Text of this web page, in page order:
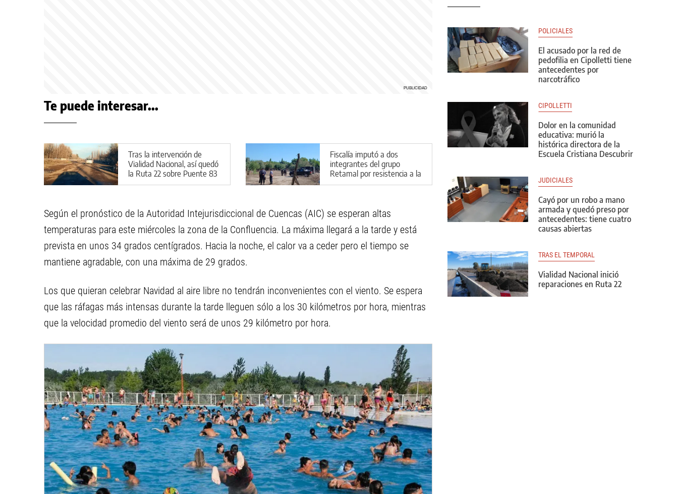
Te puede interesar...
Tras la intervención de
Vialidad Nacional, así quedó
la Ruta 22 sobre Puente 83
Fiscalía imputó a dos
integrantes del grupo
Retamal por resistencia a la
autoridad
Según el pronóstico de la Autoridad Intejurisdiccional de Cuencas (AIC) se esperan altas
temperaturas para este miércoles la zona de la Confluencia. La máxima llegará a la tarde y está
prevista en unos 34 grados centígrados. Hacia la noche, el calor va a ceder pero el tiempo se
mantiene agradable, con una máxima de 29 grados.
Los que quieran celebrar Navidad al aire libre no tendrán inconvenientes con el viento. Se espera
que las ráfagas más intensas durante la tarde lleguen sólo a los 30 kilómetros por hora, mientras
que la velocidad promedio del viento será de unos 29 kilómetro por hora.
POLICIALES
El acusado por la red de
pedofilia en Cipolletti tiene
antecedentes por
narcotráfico
CIPOLLETTI
Dolor en la comunidad
educativa: murió la
histórica directora de la
Escuela Cristiana Descubrir
JUDICIALES
Cayó por un robo a mano
armada y quedó preso por
antecedentes: tiene cuatro
causas abiertas
TRAS EL TEMPORAL
Vialidad Nacional inició
reparaciones en Ruta 22